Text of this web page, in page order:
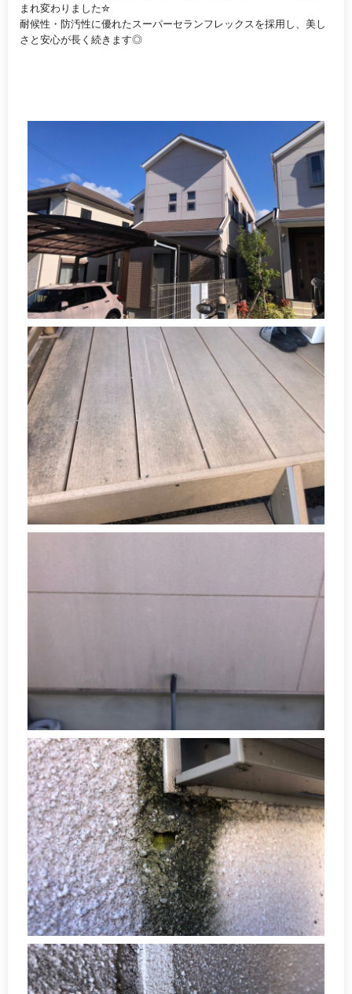
まれ変わりました✮
耐候性・防汚性に優れたスーパーセランフレックスを採用し、美し
さと安心が長く続きます◎